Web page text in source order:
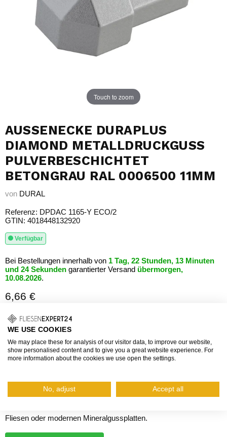
Touch to zoom
AUSSENECKE DURAPLUS D
IAMOND METALLDRUCKGUSS P
ULVERBESCHICHTET B
ETONGRAU RAL 0006500 11MM
von DURAL
Referenz: DPDAC 1165-Y ECO/2
GTIN: 4018448132920
Verfügbar
Bei Bestellungen innerhalb von 1 Tag, 22 Stunden, 13 Minuten
und 24 Sekunden garantierter Versand übermorgen,
10.08.2026.
6,66 €
inkl. Mehrwertsteuer, zzgl.
Die Gestaltung von Vorwandinstallationen, die mit DURAPLUS
DIAMOND horizontalen Profilen und einem optimalen vertikalen
Ecken verbessert. Diese Ecken ermöglichen eine perfekte
Anpassung an geflieste oder mit anderen Materialien verkleidete
Fliesen oder modernen Mineralgussplatten.
WE USE COOKIES
We may place these for analysis of our visitor data, to improve our website,
show personalised content and to give you a great website experience. For
more information about the cookies we use open the settings.
No, adjust Accept all